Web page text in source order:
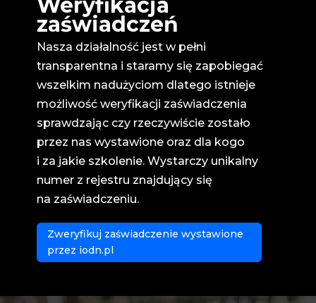
Weryfikacja
zaświadczeń
Nasza działalność jest w pełni
transparentna i staramy się zapobiegać
wszelkim nadużyciom dlatego istnieje
możliwość weryfikacji zaświadczenia
sprawdzając czy rzeczywiście zostało
przez nas wystawione oraz dla kogo
i za jakie szkolenie. Wystarczy unikalny
numer z rejestru znajdujący się
na zaświadczeniu.
Zweryfikuj zaświadczenie wystawione
przez iodn.pl